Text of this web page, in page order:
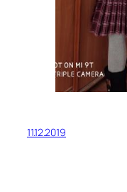
11.12.2019